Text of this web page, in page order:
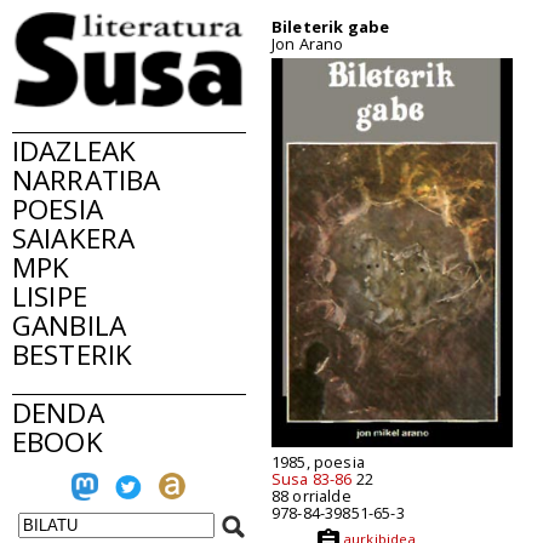
IDAZLEAK
NARRATIBA
POESIA
SAIAKERA
MPK
LISIPE
GANBILA
BESTERIK
DENDA
EBOOK
Bileterik gabe
Jon Arano
1985, poesia
Susa 83-86 22
88 orrialde
978-84-39851-65-3
aurkibidea